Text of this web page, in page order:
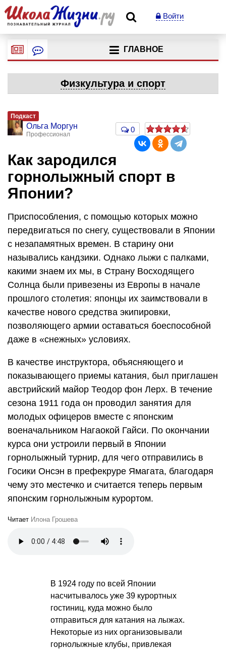
Войти
ГЛАВНОЕ
Физкультура и спорт
Подкаст
Ольга Моргун
Профессионал
0
Как зародился
горнолыжный спорт в
Японии?
Приспособления, с помощью которых можно
передвигаться по снегу, существовали в Японии
с незапамятных времен. В старину они
назывались кандзики. Однако лыжи с палками,
какими знаем их мы, в Страну Восходящего
Солнца были привезены из Европы в начале
прошлого столетия: японцы их заимствовали в
качестве нового средства экипировки,
позволяющего армии оставаться боеспособной
даже в «снежных» условиях.
В качестве инструктора, объясняющего и
показывающего приемы катания, был приглашен
австрийский майор Теодор фон Лерх. В течение
сезона 1911 года он проводил занятия для
молодых офицеров вместе с японским
военачальником Нагаокой Гайси. По окончании
курса они устроили первый в Японии
горнолыжный турнир, для чего отправились в
Госики Онсэн в префекруре Ямагата, благодаря
чему это местечко и считается теперь первым
японским горнолыжным курортом.
Читает Илона Грошева
В 1924 году по всей Японии
насчитывалось уже 39 курортных
гостиниц, куда можно было
отправиться для катания на лыжах.
Некоторые из них организовывали
горнолыжные клубы, привлекая